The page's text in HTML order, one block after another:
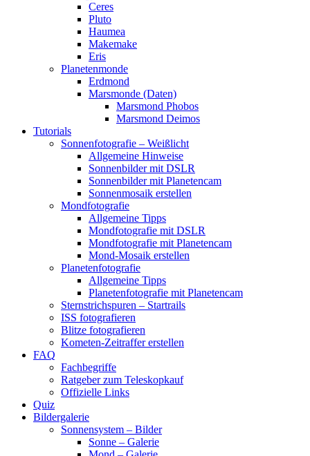
Ceres
Pluto
Haumea
Makemake
Eris
Planetenmonde
Erdmond
Marsmonde (Daten)
Marsmond Phobos
Marsmond Deimos
Tutorials
Sonnenfotografie – Weißlicht
Allgemeine Hinweise
Sonnenbilder mit DSLR
Sonnenbilder mit Planetencam
Sonnenmosaik erstellen
Mondfotografie
Allgemeine Tipps
Mondfotografie mit DSLR
Mondfotografie mit Planetencam
Mond-Mosaik erstellen
Planetenfotografie
Allgemeine Tipps
Planetenfotografie mit Planetencam
Sternstrichspuren – Startrails
ISS fotografieren
Blitze fotografieren
Kometen-Zeitraffer erstellen
FAQ
Fachbegriffe
Ratgeber zum Teleskopkauf
Offizielle Links
Quiz
Bildergalerie
Sonnensystem – Bilder
Sonne – Galerie